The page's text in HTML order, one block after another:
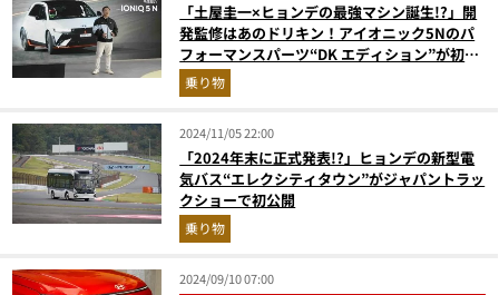
「土屋圭一×ヒョンデの最強マシン誕生!?」開
発監修はあのドリキン！アイオニック5Nのパ
フォーマンスパーツ“DK エディション”が初公
開乗り物
2024/11/05 22:00
「2024年末に正式発表!?」ヒョンデの新型電
気バス“エレクシティタウン”がジャパントラッ
クショーで初公開
乗り物
2024/09/10 07:00